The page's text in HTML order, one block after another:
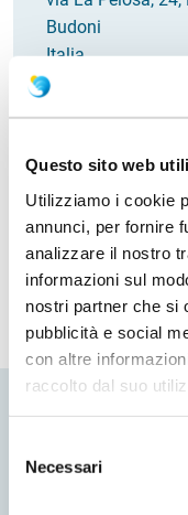
Questo sito web
Utilizziamo i cookie
annunci, per fornire
analizzare il nostro
informazioni sul
nostri partner che si
pubblicità e social
con altre
raccolto dal suo
delNecessari
Budoni
Italia
Email